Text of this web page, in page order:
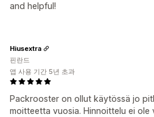
and helpful!
Packrooster on ollut käytössä jo
moitteetta vuosia. Hinnoittelu ei ole
Hiusextra
핀란드
앱 사용 기간 5년 초과